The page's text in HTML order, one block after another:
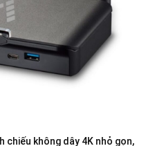
không dây 4K nhỏ gọn,